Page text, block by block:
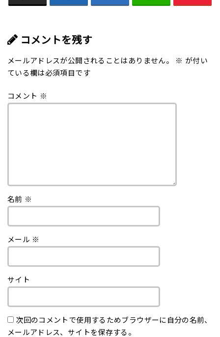
コメントを残す
メールアドレスが公開されることはありません。 ※ が付い
ている欄は必須項目です
コメント ※
名前 ※
メール ※
サイト
次回のコメントで使用するためブラウザーに自分の名前、
メールアドレス、サイトを保存する。